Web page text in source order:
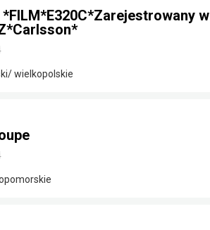
w
wielkopolskie